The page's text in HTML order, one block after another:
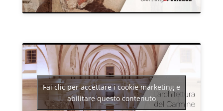
Fai clic per accettare i cookie marketing e
abilitare questo contenuto